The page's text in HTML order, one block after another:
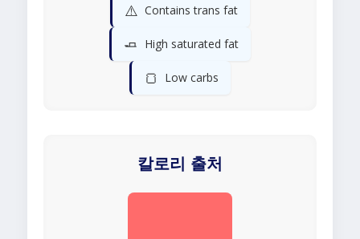
⚠️ Contains trans fat
🧈 High saturated fat
🍞 Low carbs
칼로리 출처